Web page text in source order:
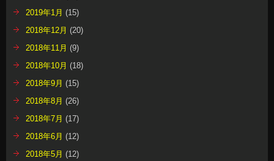
2019年1月 (15)
2018年12月 (20)
2018年11月 (9)
2018年10月 (18)
2018年9月 (15)
2018年8月 (26)
2018年7月 (17)
2018年6月 (12)
2018年5月 (12)